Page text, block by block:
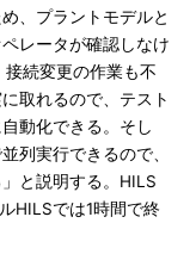
、プラントモデルと
レータが確認しなけ
続変更の作業も不
取れるので、テスト
動化できる。そし
列実行できるので、
と説明する。HILS
HILSでは1時間で終